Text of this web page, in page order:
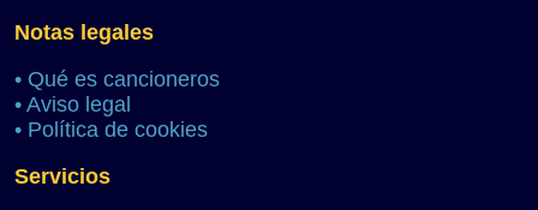
Notas legales
• Qué es cancioneros
• Aviso legal
• Política de cookies
Servicios